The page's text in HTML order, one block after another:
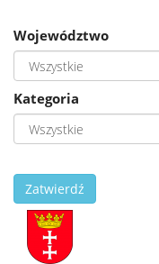
Województwo
Kategoria
Zatwierdź